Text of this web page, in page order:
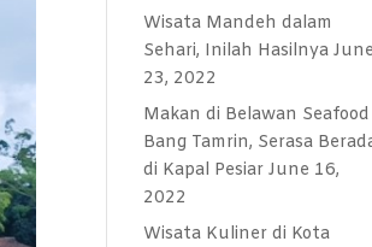
Wisata Mandeh dalam
Sehari, Inilah Hasilnya June
23, 2022
Makan di Belawan Seafood
Bang Tamrin, Serasa
di Kapal Pesiar June 16,
2022
Wisata Kuliner di Kota